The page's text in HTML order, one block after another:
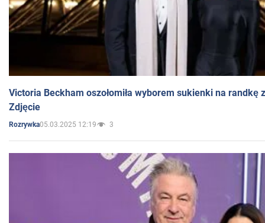
Victoria Beckham oszołomiła wyborem sukienki na randkę
Zdjęcie
Rozrywka05.03.2025 12:19 3